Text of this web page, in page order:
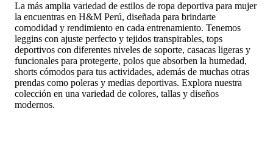
La más amplia variedad de estilos de ropa deportiva para mujer
la encuentras en H&M Perú, diseñada para brindarte
comodidad y rendimiento en cada entrenamiento. Tenemos
leggins con ajuste perfecto y tejidos transpirables, tops
deportivos con diferentes niveles de soporte, casacas ligeras y
funcionales para protegerte, polos que absorben la humedad,
shorts cómodos para tus actividades, además de muchas otras
prendas como poleras y medias deportivas. Explora nuestra
colección en una variedad de colores, tallas y diseños
modernos.